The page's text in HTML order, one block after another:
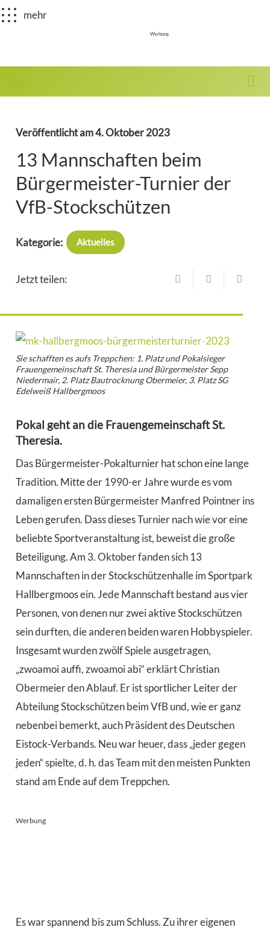
mehr
Werbung
Veröffentlicht am4. Oktober 2023
13 Mannschaften beim
Bürgermeister-Turnier der
VfB-Stockschützen
Kategorie: Aktuelles
Jetzt teilen:
Sie schafften es aufs Treppchen: 1. Platz und Pokalsieger
Frauengemeinschaft St. Theresia und Bürgermeister Sepp
Niedermair, 2. Platz Bautrocknung Obermeier, 3. Platz SG
Edelweiß Hallbergmoos
Pokal geht an die Frauengemeinschaft St.
Theresia.
Das Bürgermeister-Pokalturnier hat schon eine lange
Tradition. Mitte der 1990-er Jahre wurde es vom
damaligen ersten Bürgermeister Manfred Pointner ins
Leben gerufen. Dass dieses Turnier nach wie vor eine
beliebte Sportveranstaltung ist, beweist die große
Beteiligung. Am 3. Oktober fanden sich 13
Mannschaften in der Stockschützenhalle im Sportpark
Hallbergmoos ein. Jede Mannschaft bestand aus vier
Personen, von denen nur zwei aktive Stockschützen
sein durften, die anderen beiden waren Hobbyspieler.
Insgesamt wurden zwölf Spiele ausgetragen,
„zwoamoi auffi, zwoamoi abi“ erklärt Christian
Obermeier den Ablauf. Er ist sportlicher Leiter der
Abteilung Stockschützen beim VfB und, wie er ganz
nebenbei bemerkt, auch Präsident des Deutschen
Eistock-Verbands. Neu war heuer, dass „jeder gegen
jeden“ spielte, d. h. das Team mit den meisten Punkten
stand am Ende auf dem Treppchen.
Werbung
Es war spannend bis zum Schluss. Zu ihrer eigenen